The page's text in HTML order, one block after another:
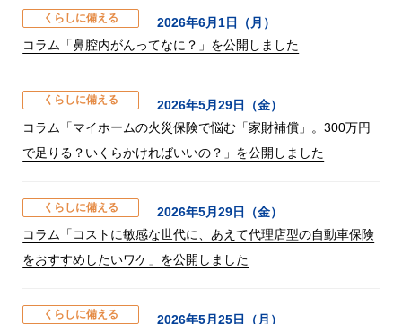
くらしに備える
2026年6月1日（月）
コラム「鼻腔内がんってなに？」を公開しました
くらしに備える
2026年5月29日（金）
コラム「マイホームの火災保険で悩む「家財補償」。300万円
で足りる？いくらかければいいの？」を公開しました
くらしに備える
2026年5月29日（金）
コラム「コストに敏感な世代に、あえて代理店型の自動車保険
をおすすめしたいワケ」を公開しました
くらしに備える 2026年5月25日（月）